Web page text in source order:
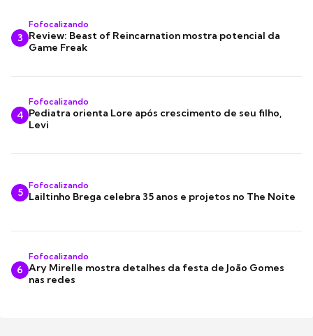
3
Fofocalizando
Review: Beast of Reincarnation mostra potencial da
Game Freak
4
Fofocalizando
Pediatra orienta Lore após crescimento de seu filho,
Levi
5
Fofocalizando
Lailtinho Brega celebra 35 anos e projetos no The Noite
6
Fofocalizando
Ary Mirelle mostra detalhes da festa de João Gomes
nas redes